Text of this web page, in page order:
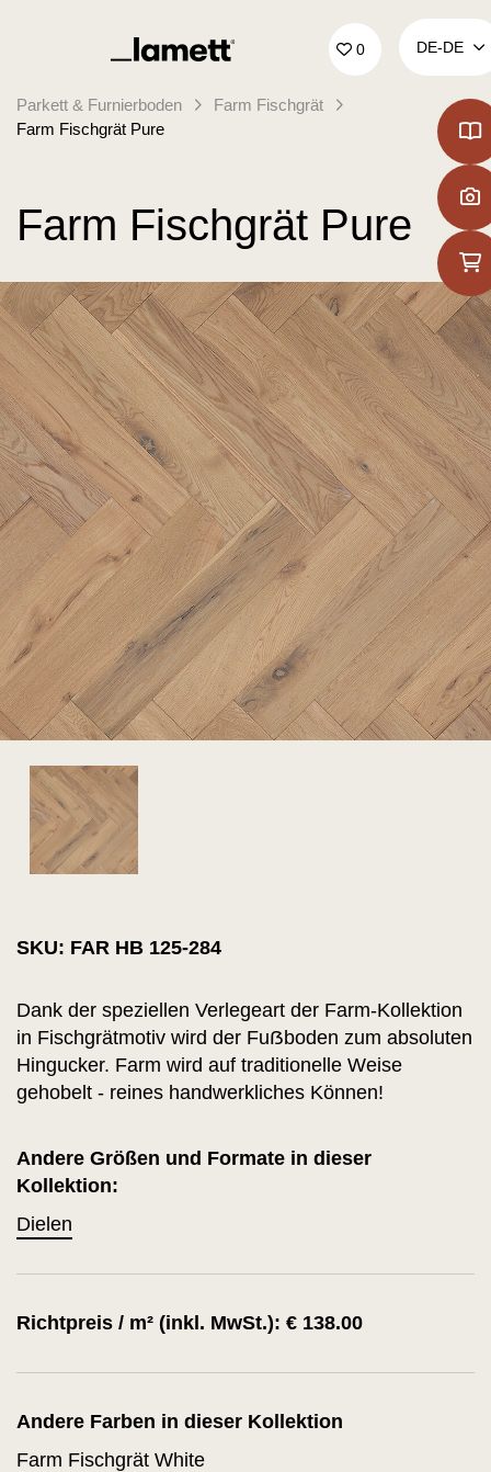
Zurück zur Startseite 0 DE‑DE
Parkett & Furnierboden
Farm Fischgrät
Farm Fischgrät Pure
Farm Fischgrät Pure
SKU: FAR HB 125-284
Dank der speziellen Verlegeart der Farm-Kollektion
in Fischgrätmotiv wird der Fuẞboden zum absoluten
Hingucker. Farm wird auf traditionelle Weise
gehobelt - reines handwerkliches Können!
Andere Größen und Formate in dieser
Kollektion:
Dielen
Richtpreis / m² (inkl. MwSt.): € 138.00
Andere Farben in dieser Kollektion
Farm Fischgrät White